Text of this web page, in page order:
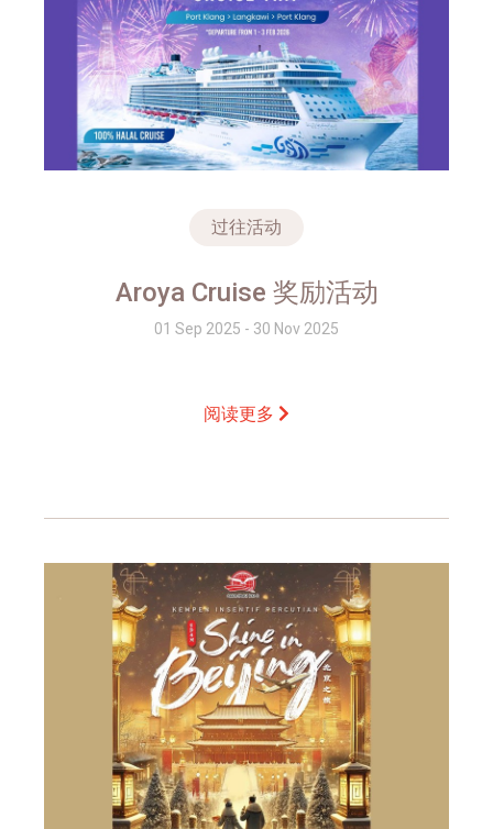
过往活动
Aroya Cruise 奖励活动
01 Sep 2025 - 30 Nov 2025
阅读更多